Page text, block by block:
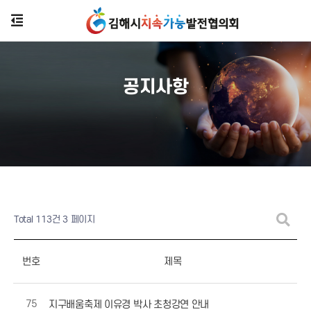
공지사항
Total 113건 3 페이지
번호 제목
75 지구배움축제 이유경 박사 초청강연 안내